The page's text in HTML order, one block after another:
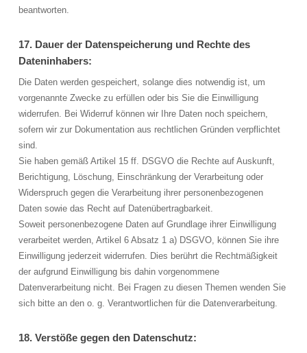
beantworten.
17. Dauer der Datenspeicherung und Rechte des
Dateninhabers:
Die Daten werden gespeichert, solange dies notwendig ist, um
vorgenannte Zwecke zu erfüllen oder bis Sie die Einwilligung
widerrufen. Bei Widerruf können wir Ihre Daten noch speichern,
sofern wir zur Dokumentation aus rechtlichen Gründen verpflichtet
sind.
Sie haben gemäß Artikel 15 ff. DSGVO die Rechte auf Auskunft,
Berichtigung, Löschung, Einschränkung der Verarbeitung oder
Widerspruch gegen die Verarbeitung ihrer personenbezogenen
Daten sowie das Recht auf Datenübertragbarkeit.
Soweit personenbezogene Daten auf Grundlage ihrer Einwilligung
verarbeitet werden, Artikel 6 Absatz 1 a) DSGVO, können Sie ihre
Einwilligung jederzeit widerrufen. Dies berührt die Rechtmäßigkeit
der aufgrund Einwilligung bis dahin vorgenommene
Datenverarbeitung nicht. Bei Fragen zu diesen Themen wenden Sie
sich bitte an den o. g. Verantwortlichen für die Datenverarbeitung.
18. Verstöße gegen den Datenschutz: